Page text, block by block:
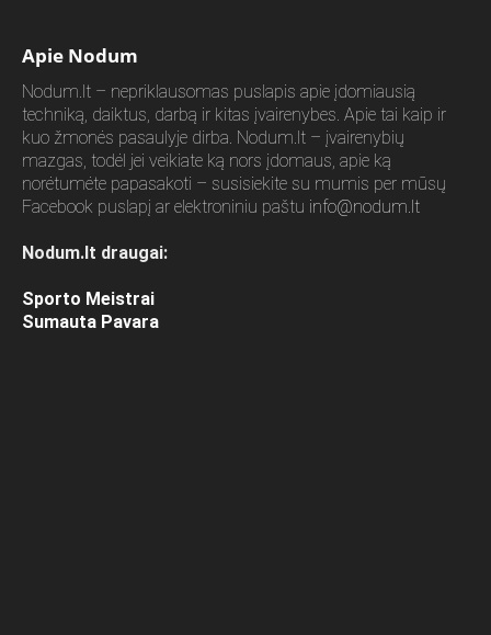
Apie Nodum
Nodum.lt – nepriklausomas puslapis apie įdomiausią
techniką, daiktus, darbą ir kitas įvairenybes. Apie tai kaip ir
kuo žmonės pasaulyje dirba. Nodum.lt – įvairenybių
mazgas, todėl jei veikiate ką nors įdomaus, apie ką
norėtumėte papasakoti – susisiekite su mumis per mūsų
Facebook puslapį ar elektroniniu paštu info@nodum.lt
Nodum.lt draugai:
Sporto Meistrai
Sumauta Pavara